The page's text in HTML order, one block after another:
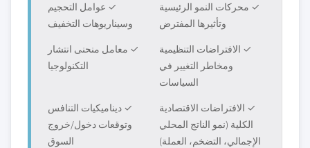
✓ محركات النمو الرئيسية
وتأثيرها المفترض
✓ عوامل التحجيم
وسيناريوهات التخفيف
✓ الافتراضات التنظيمية
ومخاطر التغيير في
السياسات
✓ معامل منحنى انتشار
التكنولوجيا
✓ الافتراضات الاقتصادية
الكلية (نمو الناتج المحلي
الإجمالي، التضخم، العملة)
✓ ديناميكيات التنافس
وتوقعات دخول/خروج
السوق